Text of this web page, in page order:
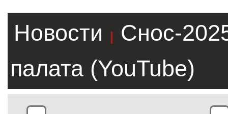
Новости |
Снос-
палата (YouTube)